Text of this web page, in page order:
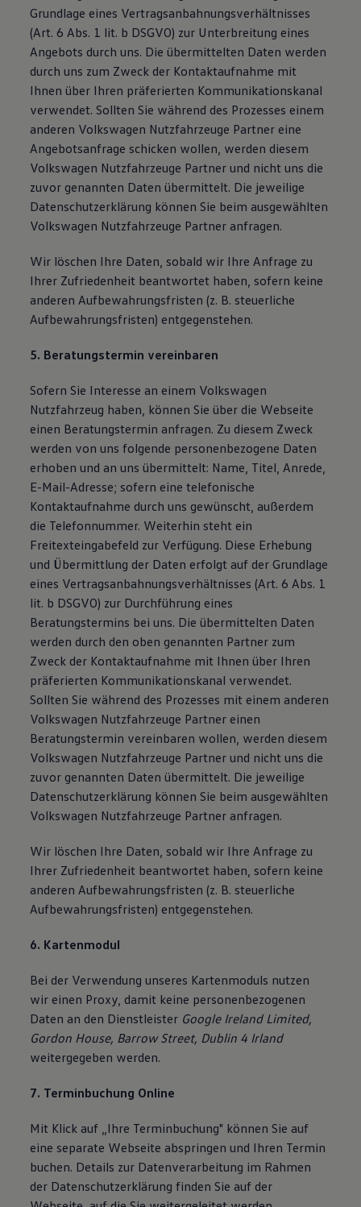
Grundlage eines Vertragsanbahnungsverhältnisses
(Art. 6 Abs. 1 lit. b DSGVO) zur Unterbreitung eines
Angebots durch uns. Die übermittelten Daten werden
durch uns zum Zweck der Kontaktaufnahme mit
Ihnen über Ihren präferierten Kommunikationskanal
verwendet. Sollten Sie während des Prozesses einem
anderen Volkswagen Nutzfahrzeuge Partner eine
Angebotsanfrage schicken wollen, werden diesem
Volkswagen Nutzfahrzeuge Partner und nicht uns die
zuvor genannten Daten übermittelt. Die jeweilige
Datenschutzerklärung können Sie beim ausgewählten
Volkswagen Nutzfahrzeuge Partner anfragen.
Wir löschen Ihre Daten, sobald wir Ihre Anfrage zu
Ihrer Zufriedenheit beantwortet haben, sofern keine
anderen Aufbewahrungsfristen (z. B. steuerliche
Aufbewahrungsfristen) entgegenstehen.
5. Beratungstermin vereinbaren
Sofern Sie Interesse an einem Volkswagen
Nutzfahrzeug haben, können Sie über die Webseite
einen Beratungstermin anfragen. Zu diesem Zweck
werden von uns folgende personenbezogene Daten
erhoben und an uns übermittelt: Name, Titel, Anrede,
E-Mail-Adresse; sofern eine telefonische
Kontaktaufnahme durch uns gewünscht, außerdem
die Telefonnummer. Weiterhin steht ein
Freitexteingabefeld zur Verfügung. Diese Erhebung
und Übermittlung der Daten erfolgt auf der Grundlage
eines Vertragsanbahnungsverhältnisses (Art. 6 Abs. 1
lit. b DSGVO) zur Durchführung eines
Beratungstermins bei uns. Die übermittelten Daten
werden durch den oben genannten Partner zum
Zweck der Kontaktaufnahme mit Ihnen über Ihren
präferierten Kommunikationskanal verwendet.
Sollten Sie während des Prozesses mit einem anderen
Volkswagen Nutzfahrzeuge Partner einen
Beratungstermin vereinbaren wollen, werden diesem
Volkswagen Nutzfahrzeuge Partner und nicht uns die
zuvor genannten Daten übermittelt. Die jeweilige
Datenschutzerklärung können Sie beim ausgewählten
Volkswagen Nutzfahrzeuge Partner anfragen.
Wir löschen Ihre Daten, sobald wir Ihre Anfrage zu
Ihrer Zufriedenheit beantwortet haben, sofern keine
anderen Aufbewahrungsfristen (z. B. steuerliche
Aufbewahrungsfristen) entgegenstehen.
6. Kartenmodul
Bei der Verwendung unseres Kartenmoduls nutzen
wir einen Proxy, damit keine personenbezogenen
Daten an den Dienstleister Google Ireland Limited,
Gordon House, Barrow Street, Dublin 4 Irland
weitergegeben werden.
7. Terminbuchung Online
Mit Klick auf „Ihre Terminbuchung" können Sie auf
eine separate Webseite abspringen und Ihren Termin
buchen. Details zur Datenverarbeitung im Rahmen
der Datenschutzerklärung finden Sie auf der